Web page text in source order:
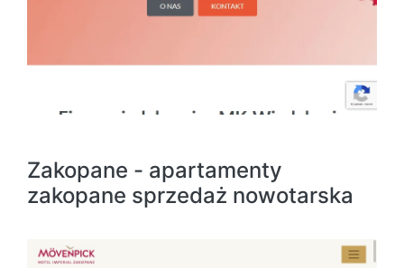
Zakopane - apartamenty
zakopane sprzedaż nowotarska